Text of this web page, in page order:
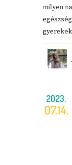
milyen
2023.
07.14.